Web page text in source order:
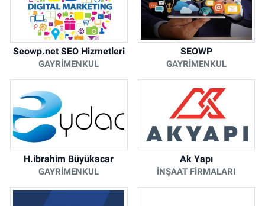
Seowp.net SEO Hizmetleri
GAYRIMENKUL
SEOWP
GAYRIMENKUL
H.ibrahim Büyükacar
GAYRIMENKUL
Ak Yapı
İNŞAAT FIRMALARI